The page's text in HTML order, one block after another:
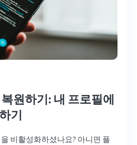
원하기: 내 프로필에
기
비활성화하셨나요? 아니면 플